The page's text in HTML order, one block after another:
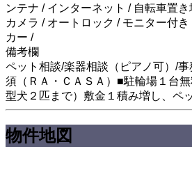
ンテナ / インターネット / 自転車置
カメラ / オートロック / モニター付
カー /
備考欄
ペット相談/楽器相談（ピアノ可）/
須（ＲＡ・ＣＡＳＡ）■駐輪場１台
型犬２匹まで）敷金１積み増し、ペ
物件地図